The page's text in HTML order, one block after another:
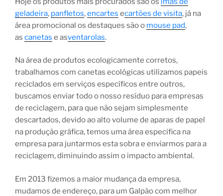
geladeira, panfletos,encartes ecartões de visita, já na
área promocional os destaques são o mouse pad,
as canetas e asventarolas.
Na área de produtos ecologicamente corretos,
trabalhamos com canetas ecológicas utilizamos papeis
reciclados em serviços específicos entre outros,
buscamos enviar todo o nosso resíduo para empresas
de reciclagem, para que não sejam simplesmente
descartados, devido ao alto volume de aparas de papel
na produção gráfica, temos uma área especifica na
empresa para juntarmos esta sobra e enviarmos para a
reciclagem, diminuindo assim o impacto ambiental.
Em 2013 fizemos a maior mudança da empresa,
mudamos de endereço, para um Galpão com melhor